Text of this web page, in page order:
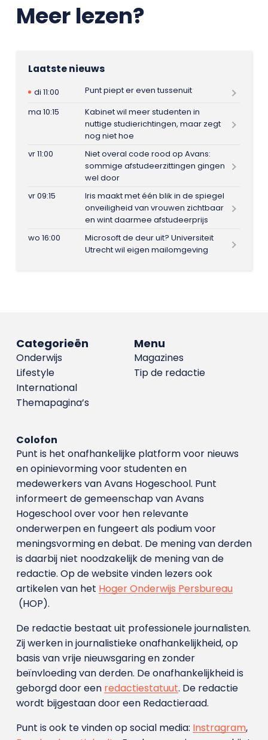
Meer lezen?
Laatste nieuws
di 11:00
Punt piept er even tussenuit
ma 10:15
Kabinet wil meer studenten in
nuttige studierichtingen, maar zegt
nog niet hoe
vr 11:00
Niet overal code rood op Avans:
sommige afstudeerzittingen gingen
wel door
vr 09:15
Iris maakt met één blik in de spiegel
onveiligheid van vrouwen zichtbaar
en wint daarmee afstudeerprijs
wo 16:00
Microsoft de deur uit? Universiteit
Utrecht wil eigen mailomgeving
Menu
Magazines
Tip de redactie
Categorieën
Onderwijs
Lifestyle
International
Themapagina’s
Colofon
Punt is het onafhankelijke platform voor nieuws
en opinievorming voor studenten en
medewerkers van Avans Hoge­school. Punt
informeert de gemeenschap van Avans
Hogeschool over voor hen relevante
onderwerpen en fungeert als podium voor
meningsvorming en debat. De mening van derden
is daarbij niet noodzakelijk de mening van de
redactie. Op de website vinden lezers ook
artikelen van het Hoger Onderwijs Persbureau
(HOP).
De redactie bestaat uit professionele journalisten.
Zij werken in journalistieke onafhankelijkheid, op
basis van vrije nieuwsgaring en zonder
beïnvloeding van derden. De onafhankelijkheid is
geborgd door een redactiestatuut. De redactie
wordt bijgestaan door een Redactieraad.
Punt is ook te vinden op social media: Instragram,